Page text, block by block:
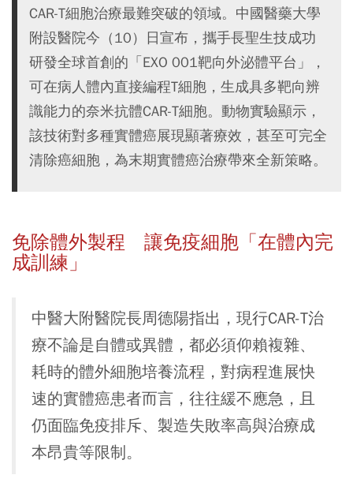
CAR-T細胞治療最難突破的領域。中國醫藥大學
附設醫院今（10）日宣布，攜手長聖生技成功
研發全球首創的「EXO 001靶向外泌體平台」，
可在病人體內直接編程T細胞，生成具多靶向辨
識能力的奈米抗體CAR-T細胞。動物實驗顯示，
該技術對多種實體癌展現顯著療效，甚至可完全
清除癌細胞，為末期實體癌治療帶來全新策略。
免除體外製程 讓免疫細胞「在體內完
成訓練」
中醫大附醫院長周德陽指出，現行CAR-T治
療不論是自體或異體，都必須仰賴複雜、
耗時的體外細胞培養流程，對病程進展快
速的實體癌患者而言，往往緩不應急，且
仍面臨免疫排斥、製造失敗率高與治療成
本昂貴等限制。